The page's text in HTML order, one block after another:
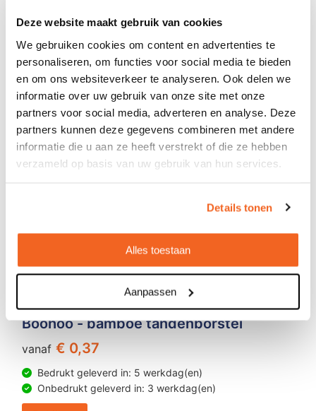
Deze website maakt gebruik van cookies
We gebruiken cookies om content en advertenties te
personaliseren, om functies voor social media te bieden
en om ons websiteverkeer te analyseren. Ook delen we
informatie over uw gebruik van onze site met onze
partners voor social media, adverteren en analyse. Deze
partners kunnen deze gegevens combineren met andere
informatie die u aan ze heeft verstrekt of die ze hebben
verzameld op basis van uw gebruik van hun services.
Details tonen
Alles toestaan
Aanpassen
Boohoo - bamboe tandenborstel
vanaf € 0,37
Bedrukt geleverd in: 5 werkdag(en)
Onbedrukt geleverd in: 3 werkdag(en)